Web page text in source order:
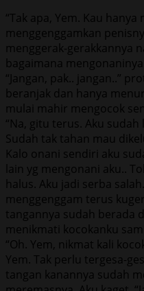
“Tak apa, Yem. Kau
menggenggamkan
menggerak-gerakkannya
bagaimana
“Jangan, pak.. jangan..”
beranjak dan hanya
mulai mahir mengocok
“Na, gitu terus. Aku
Sudah tak tahan mau
Kalo onani sendiri aku
lain yg mengonani aku..
halus. Aku jadi serba
menggenggam terus
tangannya sudah berada
menikmati kocokanku
“Oh. Yem, nikmat kali
Yem. Tak perlu tergesa-
tangan kanannya sudah